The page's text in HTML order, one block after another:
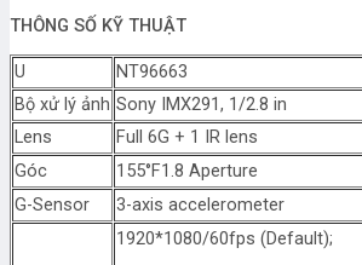
THÔNG SỐ KỸ THUẬT
U
NT96663
Bộ xử lý ảnh Sony IMX291, 1/2.8 in
Lens
Full 6G + 1 IR lens
Góc
155°F1.8 Aperture
G-Sensor
3-axis accelerometer
1920*1080/60fps (Default);